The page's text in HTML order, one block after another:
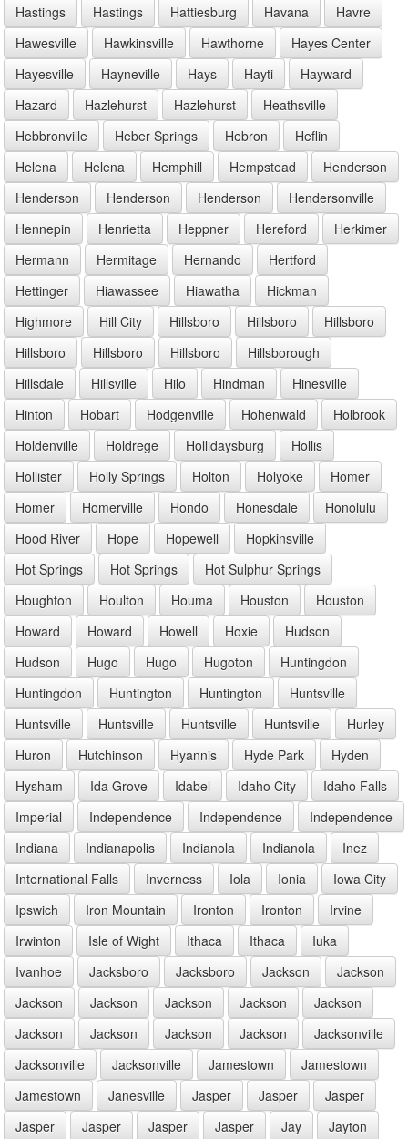
Hastings
Hastings Hattiesburg Havana
Havre
Hawesville
Hawkinsville Hawthorne
Hayes Center
Hayesville
Hayneville Hays Hayti
Hayward
Hazard
Hazlehurst Hazlehurst
Heathsville
Hebbronville
Heber Springs Hebron
Heflin
Helena
Helena Hemphill Hempstead
Henderson
Henderson
Henderson Henderson
Hendersonville
Hennepin
Henrietta Heppner Hereford
Herkimer
Hermann
Hermitage Hernando
Hertford
Hettinger
Hiawassee Hiawatha
Hickman
Highmore
Hill City Hillsboro Hillsboro
Hillsboro
Hillsboro
Hillsboro Hillsboro
Hillsborough
Hillsdale
Hillsville Hilo Hindman
Hinesville
Hinton
Hobart Hodgenville Hohenwald
Holbrook
Holdenville
Holdrege Hollidaysburg
Hollis
Hollister
Holly Springs Holton Holyoke
Homer
Homer
Homerville Hondo Honesdale
Honolulu
Hood River
Hope Hopewell
Hopkinsville
Hot Springs
Hot Springs
Hot Sulphur Springs
Houghton
Houlton Houma Houston
Houston
Howard
Howard Howell Hoxie
Hudson
Hudson
Hugo Hugo Hugoton
Huntingdon
Huntingdon
Huntington Huntington
Huntsville
Huntsville
Huntsville Huntsville Huntsville
Hurley
Huron
Hutchinson Hyannis Hyde Park
Hyden
Hysham
Ida Grove Idabel Idaho City
Idaho Falls
Imperial
Independence Independence
Independence
Indiana
Indianapolis Indianola Indianola
Inez
International Falls
Inverness Iola Ionia
Iowa City
Ipswich
Iron Mountain Ironton Ironton
Irvine
Irwinton
Isle of Wight Ithaca Ithaca
Iuka
Ivanhoe
Jacksboro Jacksboro Jackson
Jackson
Jackson
Jackson Jackson Jackson
Jackson
Jackson
Jackson Jackson Jackson
Jacksonville
Jacksonville
Jacksonville Jamestown
Jamestown
Jamestown
Janesville Jasper Jasper
Jasper
Jasper
Jasper Jasper Jasper Jay Jayton